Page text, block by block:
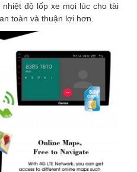
độ lốp xe mọi lúc cho tài
toàn và thuận lợi hơn.